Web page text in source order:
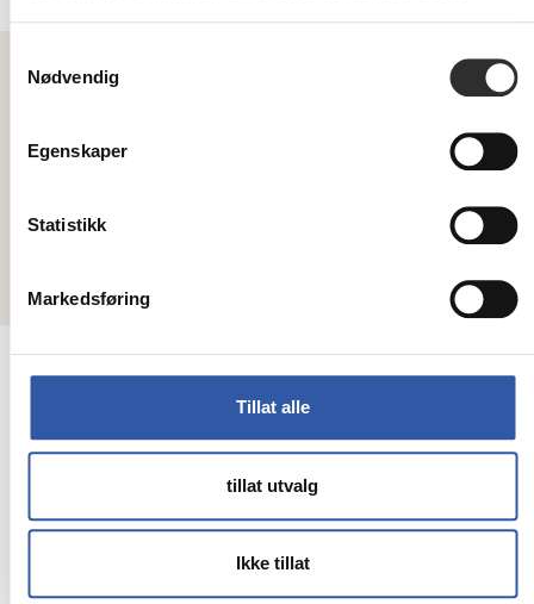
Nødvendig
Egenskaper
Statistikk
Markedsføring
Tillat alle
tillat utvalg
Ikke tillat
Meld deg på vårt nyhetsbrev her!
Copyright © 2026 Mobit - All rights reserved